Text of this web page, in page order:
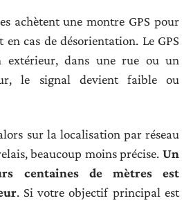
achètent une montre GPS pour
cas de désorientation. Le GPS
extérieur, dans une rue ou un
le signal devient faible ou
sur la localisation par réseau
beaucoup moins précise. Un
centaines de mètres est
. Si votre objectif principal est